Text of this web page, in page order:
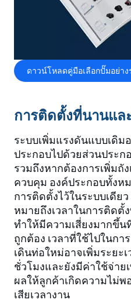
ดาวน์โหลดคู่มือเลือกปั๊มอย่าง
การติดตั้งที่นานแล
ระบบเพิ่มแรงดันแบบเดิม
ประกอบไปด้วยส่วนประ
รวมถึงหากต้องการเพิ่มถั
ควบคุม องค์ประกอบทั้งห
การติดตั้งไว้ในระบบเดี
หมายถึงเวลาในการติดตั้
ทำให้มีความเสี่ยงมากขึ้
ถูกต้อง เวลาที่ใช้ไปในก
เดินท่อใหม่อาจเพิ่มระยะ
ชั่วโมงและยังมีค่าใช้จ่าย
ผลให้ลูกค้าเกิดความไม่
เสียเวลางาน